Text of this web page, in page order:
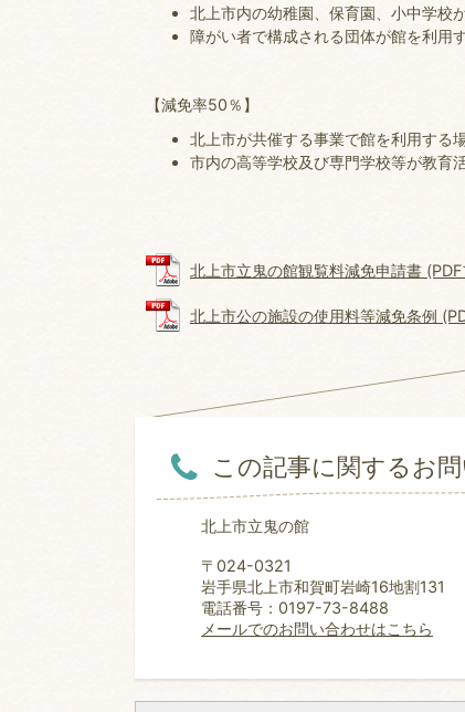
北上市内の幼稚園、保育園、小中学校
障がい者で構成される団体が館を利用
【減免率50％】
北上市が共催する事業で館を利用する
市内の高等学校及び専門学校等が教育
北上市立鬼の館観覧料減免申請書
北上市公の施設の使用料等減免条例
この記事に関するお
北上市立鬼の館
〒024-0321
岩手県北上市和賀町岩崎16地割131
電話番号：0197-73-8488
メールでのお問い合わせはこちら